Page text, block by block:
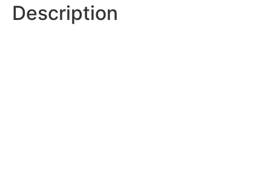
Description